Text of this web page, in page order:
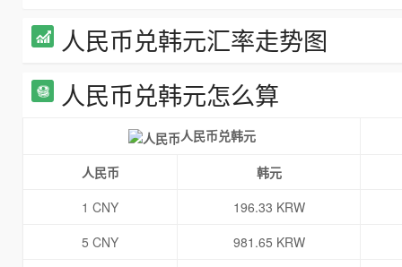
人民币兑韩元汇率走势图
人民币兑韩元怎么算
人民币兑韩元
人民币
韩元
1 CNY
196.33 KRW
5 CNY
981.65 KRW